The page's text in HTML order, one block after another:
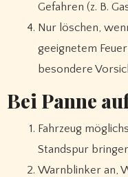
Gefahren (z. B.
Nur löschen,
geeignetem
besondere
Bei Panne
Fahrzeug
Standspur
Warnblinker an,